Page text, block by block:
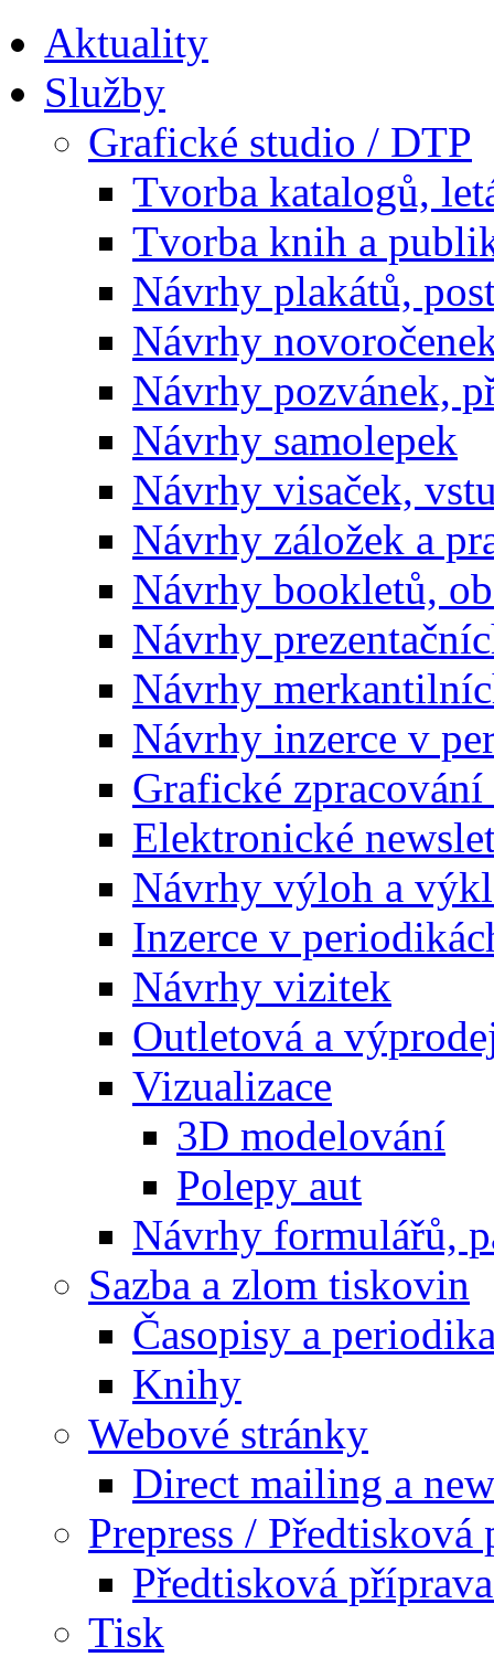
Aktuality
Služby
Grafické studio / DTP
Tvorba katalogů,
Tvorba knih a
Návrhy plakátů,
Návrhy
Návrhy pozvánek,
Návrhy samolepek
Návrhy visaček,
Návrhy záložek a
Návrhy bookletů,
Návrhy
Návrhy
Návrhy inzerce v
Grafické
Elektronické
Návrhy výloh a
Inzerce v
Návrhy vizitek
Outletová a
Vizualizace
3D modelování
Polepy aut
Návrhy formulářů,
Sazba a zlom tiskovin
Časopisy a
Knihy
Webové stránky
Direct mailing a
Prepress / Předtisková
Předtisková
Tisk